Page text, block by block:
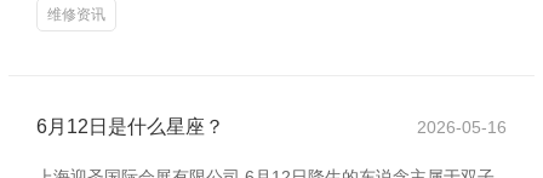
维修资讯
6月12日是什么星座？ 2026-05-16